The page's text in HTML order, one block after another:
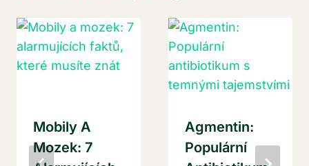
Mobily A
Mozek: 7
Agmentin:
Populární